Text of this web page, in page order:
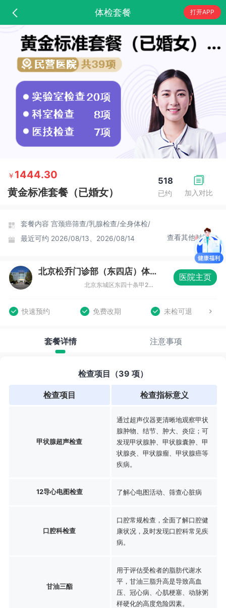
体检套餐 打开APP
加入对比
518
已约
￥ 1444.30
黄金标准套餐（已婚女）
套餐内容 宫颈癌筛查/乳腺检查/全身体检/
最近可约 2026/08/13、2026/08/14 查看其他时间
北京松乔门诊部（东四店）体检中心
北京东城区东四十条甲22号南新仓商务大厦B座三层（东四十条店）
医院主页
快速预约 免费改期 未检可退
套餐详情 注意事项
检查项目（39 项）
检查项目 检查指标意义
甲状腺超声检查
通过超声仪器更清晰地观察甲状
腺肿物、结节、肿大、炎症；可
发现甲状腺肿、甲状腺囊肿、甲
状腺炎、甲状腺瘤、甲状腺癌等
疾病。
12导心电图检查 了解心电图活动、筛查心脏病
口腔科检查
口腔常规检查，全面了解口腔健
康状况，及时发现口腔科常见疾
病。
甘油三酯
用于评估受检者的脂肪代谢水
平，甘油三脂升高是导致高血
压、冠心病、心肌梗塞、动脉粥
样硬化的高度危险因素。